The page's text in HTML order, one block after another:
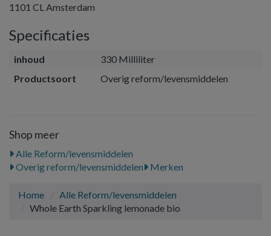
1101 CL Amsterdam
Specificaties
inhoud
330 Milliliter
Productsoort
Overig reform/levensmiddelen
Shop meer
Alle Reform/levensmiddelen
Overig reform/levensmiddelen
Merken
Home
Alle Reform/levensmiddelen
Whole Earth Sparkling lemonade bio